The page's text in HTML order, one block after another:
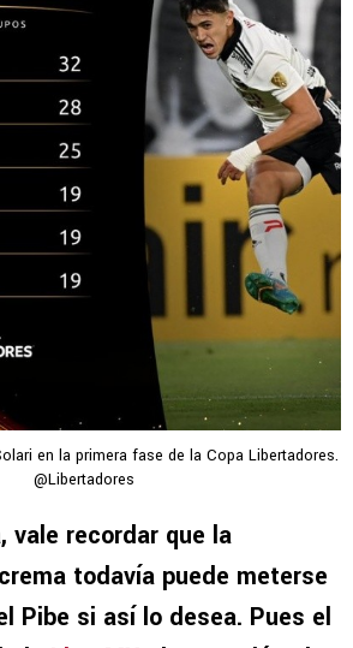
en la primera fase de la Copa Libertadores.
@Libertadores
vale recordar que la
todavía puede meterse
Pibe si así lo desea. Pues el